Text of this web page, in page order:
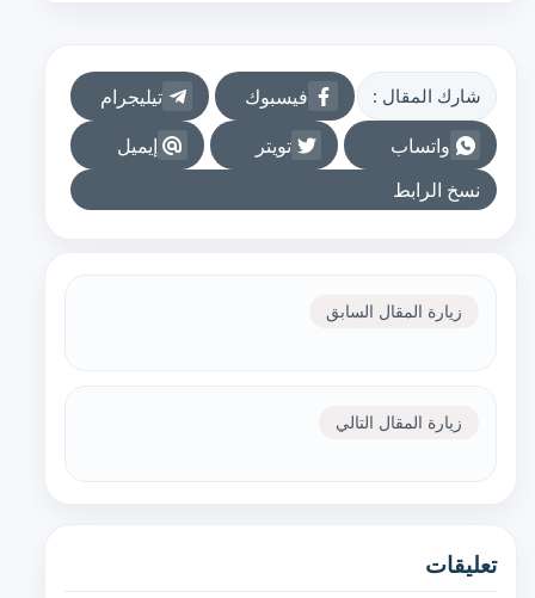
شارك المقال : فيسبوك
تيليجرام
واتساب
تويتر
إيميل
نسخ الرابط
زيارة المقال السابق
زيارة المقال التالي
تعليقات